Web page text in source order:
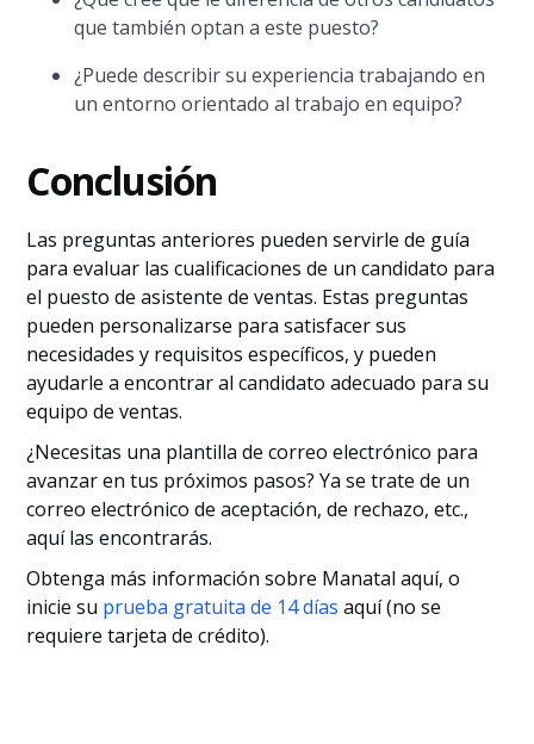
que también optan a este puesto?
¿Puede describir su experiencia trabajando en
un entorno orientado al trabajo en equipo?
Conclusión
Las preguntas anteriores pueden servirle de guía
para evaluar las cualificaciones de un candidato para
el puesto de asistente de ventas. Estas preguntas
pueden personalizarse para satisfacer sus
necesidades y requisitos específicos, y pueden
ayudarle a encontrar al candidato adecuado para su
equipo de ventas.
¿Necesitas una plantilla de correo electrónico para
avanzar en tus próximos pasos? Ya se trate de un
correo electrónico de aceptación, de rechazo, etc.,
aquí las encontrarás.
Obtenga más información sobre Manatal aquí, o
inicie su prueba gratuita de 14 díasaquí (no se
requiere tarjeta de crédito).